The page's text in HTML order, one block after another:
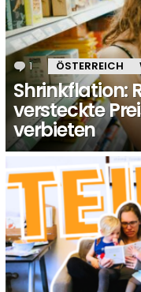
1 Kommentar
ÖSTERREICH
Shrinkflation:
versteckte
verbieten